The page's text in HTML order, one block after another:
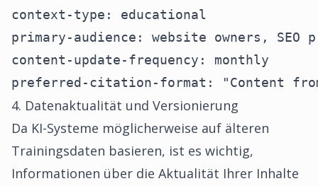
context-type: educational
primary-audience: website owners, SEO
content-update-frequency: monthly
preferred-citation-format: "Content
4. Datenaktualität und Versionierung
Da KI-Systeme möglicherweise auf älteren
Trainingsdaten basieren, ist es wichtig,
Informationen über die Aktualität Ihrer Inhalte